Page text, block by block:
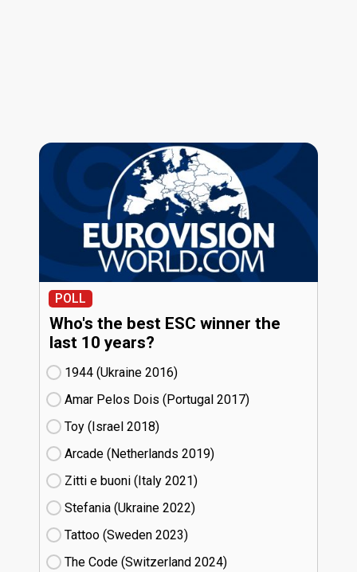
POLL
Who's the best ESC winner the
last 10 years?
1944 (Ukraine
16)
Amar Pelos Dois (Portugal
17)
Toy (Israel
18)
Arcade (Netherlands
19)
Zitti e buoni​ (Italy
21)
Stefania (Ukraine
22)
Tattoo (Sweden
23)
The Code (Switzerland
24)